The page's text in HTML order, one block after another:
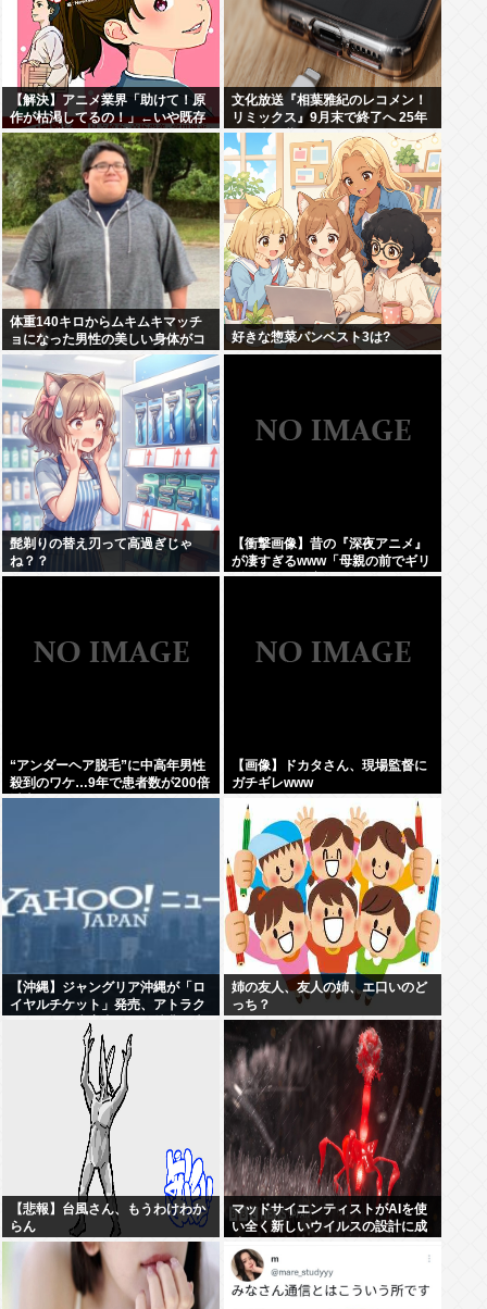
【解決】アニメ業界「助けて！原
作が枯渇してるの！」←いや既存
作品の2期やったら良いよね？
文化放送『相葉雅紀のレコメン！
リミックス』9月末で終了へ 25年
の歴史に幕
体重140キロからムキムキマッチ
ョになった男性の美しい身体がコ
チラ！！！
好きな惣菜パンベスト3は?
髭剃りの替え刃って高過ぎじゃ
ね？？
【衝撃画像】昔の『深夜アニメ』
が凄すぎるwww「母親の前でギリ
ギリ見れる深夜アニメ」がこち
“アンダーヘア脱毛”に中高年男性
殺到のワケ…9年で患者数が200倍
以上
【画像】ドカタさん、現場監督に
ガチギレwww
【沖縄】ジャングリア沖縄が「ロ
イヤルチケット」発売、アトラク
ションの優先案内などの特典…大
人2万9700円
姉の友人、友人の姉、エ口いのど
っち？
【悲報】台風さん、もうわけわか
らん
マッドサイエンティストがAIを使
い全く新しいウイルスの設計に成